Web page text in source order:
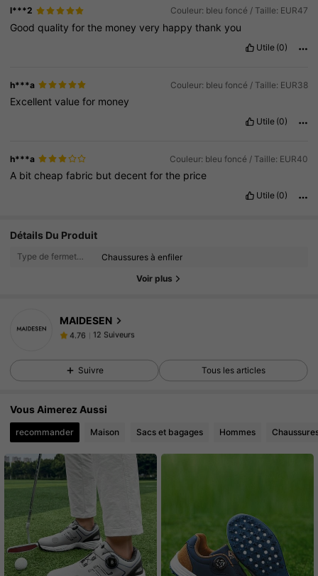
l***2 Couleur: bleu foncé / Taille: EUR47
Goodqualityforthe moneyvery happythankyou
Utile (0)
h***a Couleur: bleu foncé / Taille: EUR38
Excellentvaluefor money
Utile (0)
h***a Couleur: bleu foncé / Taille: EUR40
A bitcheapfabric butdecentforthe price
Utile (0)
Détails Du Produit
Type de fermeture: Chaussures à enfiler
Voir plus
MAIDESEN
4.76 12 Suiveurs
4.76 12 Suiveurs
12 Suiveurs
6***0a suiviIl y a 1 jour
4.76 12 Suiveurs
4.76
Suivre Tous les articles
Vous Aimerez Aussi
recommander Maison Sacs et bagages Hommes